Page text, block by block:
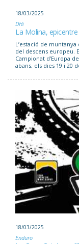
18/03/2025
DHi
La Molina,
L’estació de
del descens europeu.
Campionat d’Europa
abans, els dies 19 i 20
18/03/2025
Enduro